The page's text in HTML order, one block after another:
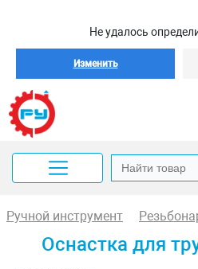
Не удалось
Изменить
Ручной инструмент
Оснастка для